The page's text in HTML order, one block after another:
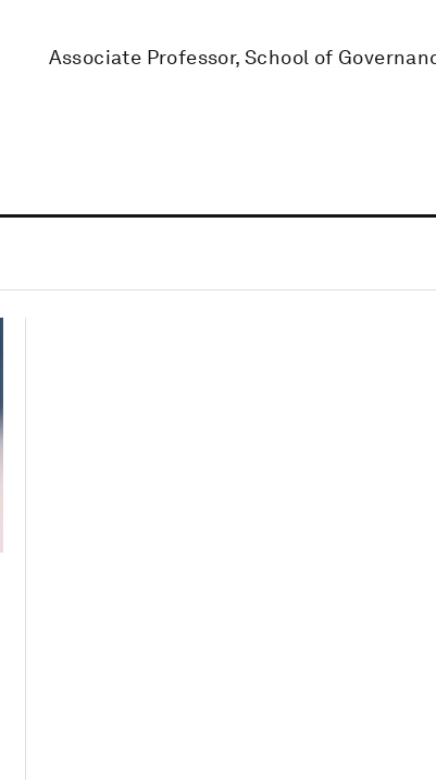
Associate Professor, School of